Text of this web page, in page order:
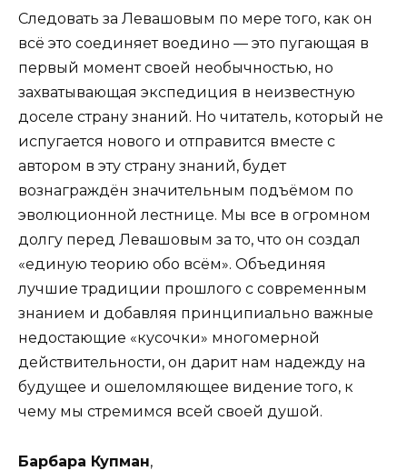
Следовать за Левашовым по мере того, как он
всё это соединяет воедино — это пугающая в
первый момент своей необычностью, но
захватывающая экспедиция в неизвестную
доселе страну знаний. Но читатель, который не
испугается нового и отпра­вится вместе с
автором в эту страну знаний, будет
вознаграждён значительным подъёмом по
эволюци­онной лестнице. Мы все в огромном
долгу перед Левашовым за то, что он создал
«единую теорию обо всём». Объединяя
лучшие традиции прошлого с современ­ным
знанием и добавляя принципиально важные
не­достающие «кусочки» многомерной
действитель­ности, он дарит нам надежду на
будущее и ошелом­ляющее видение того, к
чему мы стремимся всей своей душой.
Барбара Купман,